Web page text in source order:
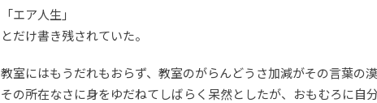
「エア人生」
とだけ書き残されていた。
教室にはもうだれもおらず、教室のがらんどうさ加減がその言葉の
その所在なさに身をゆだねてしばらく呆然としたが、おもむろに自